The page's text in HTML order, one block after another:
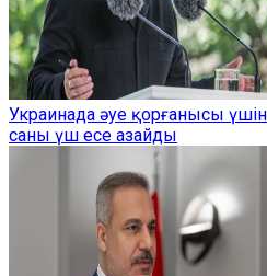
Украинада әуе қорғанысы
саны үш есе азайды